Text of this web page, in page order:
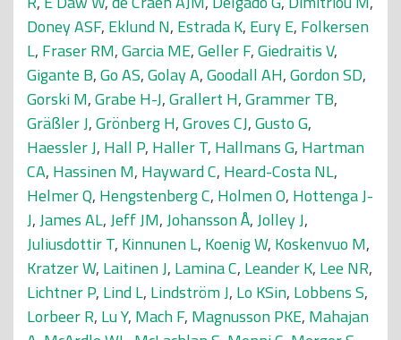
Doney ASF, Eklund N, Estrada K, Eury E, Folkersen
L, Fraser RM,Garcia ME,Geller F,Giedraitis V,
Gigante B,Go AS,Golay A,Goodall AH,Gordon SD,
Gorski M,Grabe H-J,Grallert H,Grammer TB,
Gräßler J,Grönberg H,Groves CJ,Gusto G,
Haessler J, Hall P, Haller T, Hallmans G, Hartman
CA, Hassinen M, Hayward C, Heard-Costa NL,
Helmer Q, Hengstenberg C, Holmen O, Hottenga J-
J,James AL,Jeff JM,Johansson Å,Jolley J,
Juliusdottir T, Kinnunen L, Koenig W, Koskenvuo M,
Kratzer W, Laitinen J, Lamina C, Leander K, Lee NR,
Lichtner P, Lind L, Lindström J, Lo KSin, Lobbens S,
Lorbeer R, Lu Y, Mach F, Magnusson PKE, Mahajan